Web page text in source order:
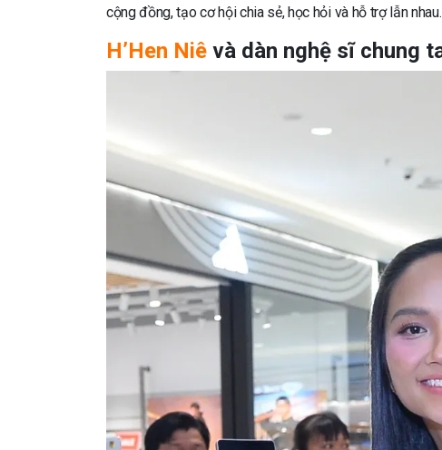
cộng đồng, tạo cơ hội chia sẻ, học hỏi và hỗ trợ lẫn nhau.
H’Hen Niê và dàn nghệ sĩ chung